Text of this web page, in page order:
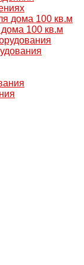
100 кв.м